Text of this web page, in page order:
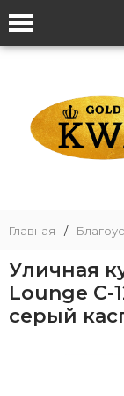
Главная /
Уличная
Lounge C-
серый